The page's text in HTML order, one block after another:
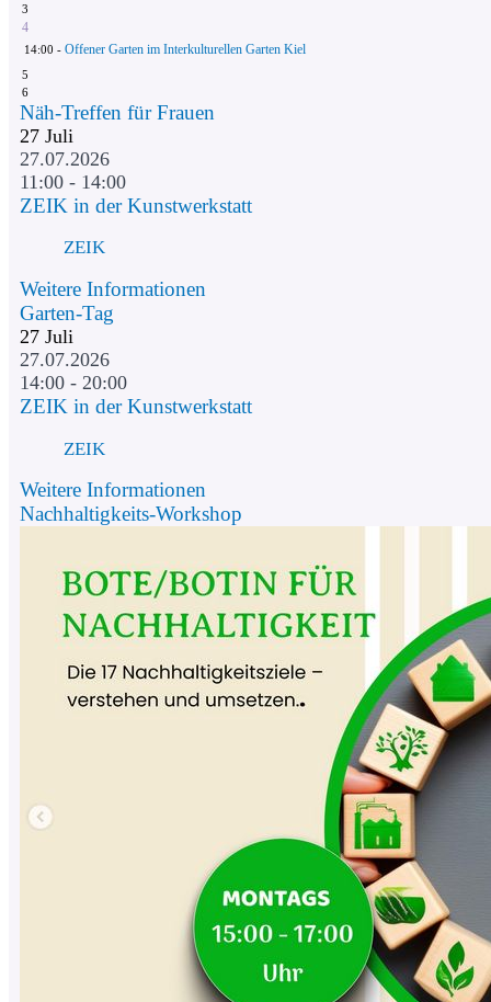
3
4
14:00 - Offener Garten im Interkulturellen Garten Kiel
5
6
Näh-Treffen für Frauen
27 Juli
27.07.2026
11:00 - 14:00
ZEIK in der Kunstwerkstatt
ZEIK
Weitere Informationen
Garten-Tag
27 Juli
27.07.2026
14:00 - 20:00
ZEIK in der Kunstwerkstatt
ZEIK
Weitere Informationen
Nachhaltigkeits-Workshop